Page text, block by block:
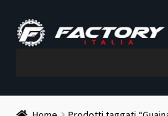
Vai
alla
Vai
al
Il mio account